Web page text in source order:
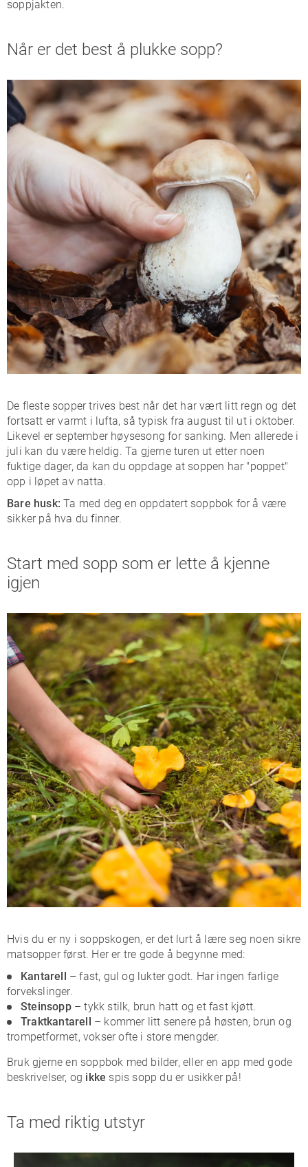
soppjakten.
Når er det best å plukke sopp?
De fleste sopper trives best når det har vært litt regn og det
fortsatt er varmt i lufta, så typisk fra august til ut i oktober.
Likevel er september høysesong for sanking. Men allerede i
juli kan du være heldig. Ta gjerne turen ut etter noen
fuktige dager, da kan du oppdage at soppen har "poppet"
opp i løpet av natta.
Bare husk:Ta med deg en oppdatert soppbok for å være
sikker på hva du finner.
Start med sopp som er lette å kjenne
igjen
Hvis du er ny i soppskogen, er det lurt å lære seg noen sikre
matsopper først. Her er tre gode å begynne med:
Kantarell – fast, gul og lukter godt. Har ingen farlige
forvekslinger.
Steinsopp – tykk stilk, brun hatt og et fast kjøtt.
Traktkantarell – kommer litt senere på høsten, brun og
trompetformet, vokser ofte i store mengder.
Bruk gjerne en soppbok med bilder, eller en app med gode
beskrivelser, og ikke spis sopp du er usikker på!
Ta med riktig utstyr